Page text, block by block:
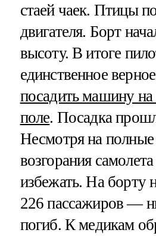
стаей чаек. Птицы
двигателя. Борт
высоту. В итоге
единственное
посадить машину
поле. Посадка
Несмотря на полные
возгорания
избежать. На борту
226 пассажиров —
погиб. К медикам